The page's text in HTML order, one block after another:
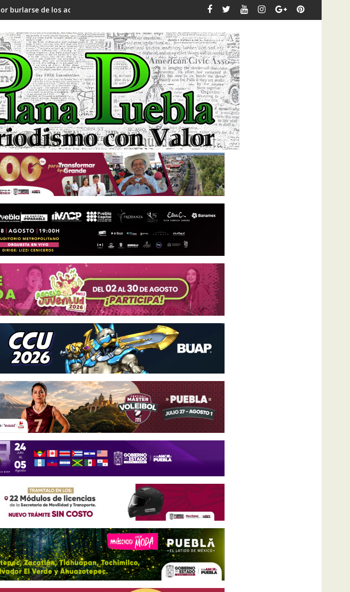
burlarse de los adultos mayores, vandalizan la Casa de Gestión de Grace Palomares